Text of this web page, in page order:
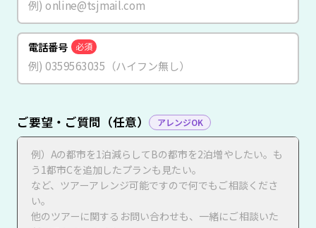
電話番号 必須
ご要望・ご質問（任意） アレンジOK